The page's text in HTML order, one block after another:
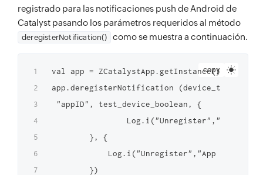
registrado para las notificaciones push de Android de
Catalyst pasando los parámetros requeridos al método
deregisterNotification() como se muestra a continuación.
copy
val app = ZCatalystApp.getInstance()
app.deregisterNotification
"appID", test_device_boolean, {
Log.i("Unregister","App
        }, {
Log.i("Unregister","App
        })